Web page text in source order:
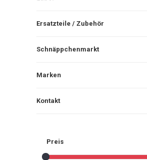
Ersatzteile / Zubehör
Schnäppchenmarkt
Marken
Kontakt
Preis